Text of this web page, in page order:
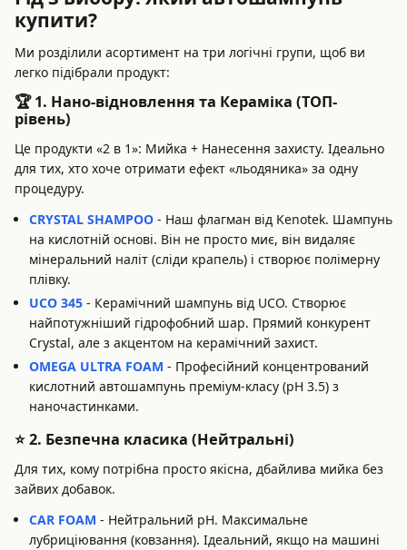
купити?
Ми розділили асортимент на три логічні групи, щоб ви
легко підібрали продукт:
🏆 1. Нано-відновлення та Кераміка (ТОП-
рівень)
Це продукти «2 в 1»: Мийка + Нанесення захисту. Ідеально
для тих, хто хоче отримати ефект «льодяника» за одну
процедуру.
CRYSTAL SHAMPOO - Наш флагман від Kenotek. Шампунь
на кислотній основі. Він не просто миє, він видаляє
мінеральний наліт (сліди крапель) і створює полімерну
плівку.
UCO 345 - Керамічний шампунь від UCO. Створює
найпотужніший гідрофобний шар. Прямий конкурент
Crystal, але з акцентом на керамічний захист.
OMEGA ULTRA FOAM - Професійний концентрований
кислотний автошампунь преміум-класу (pH 3.5) з
наночастинками.
⭐ 2. Безпечна класика (Нейтральні)
Для тих, кому потрібна просто якісна, дбайлива мийка без
зайвих добавок.
CAR FOAM - Нейтральний pH. Максимальне
лубриціювання (ковзання). Ідеальний, якщо на машині